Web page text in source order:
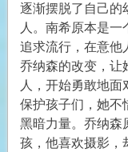
逐渐摆脱了自己的
人。南希原本是一
追求流行，在意他
乔纳森的改变，让
人，开始勇敢地面
保护孩子们，她不
黑暗力量。乔纳森
孩，他喜欢摄影，